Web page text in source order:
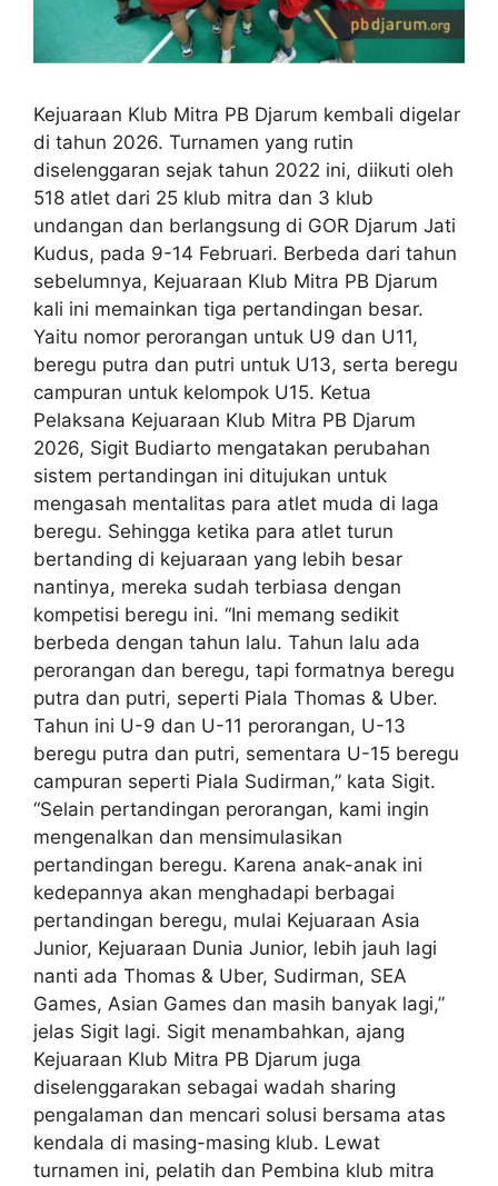
Kejuaraan Klub Mitra PB Djarum kembali digelar
di tahun 2026. Turnamen yang rutin
diselenggaran sejak tahun 2022 ini, diikuti oleh
518 atlet dari 25 klub mitra dan 3 klub
undangan dan berlangsung di GOR Djarum Jati
Kudus, pada 9-14 Februari. Berbeda dari tahun
sebelumnya, Kejuaraan Klub Mitra PB Djarum
kali ini memainkan tiga pertandingan besar.
Yaitu nomor perorangan untuk U9 dan U11,
beregu putra dan putri untuk U13, serta beregu
campuran untuk kelompok U15. Ketua
Pelaksana Kejuaraan Klub Mitra PB Djarum
2026, Sigit Budiarto mengatakan perubahan
sistem pertandingan ini ditujukan untuk
mengasah mentalitas para atlet muda di laga
beregu. Sehingga ketika para atlet turun
bertanding di kejuaraan yang lebih besar
nantinya, mereka sudah terbiasa dengan
kompetisi beregu ini. “Ini memang sedikit
berbeda dengan tahun lalu. Tahun lalu ada
perorangan dan beregu, tapi formatnya beregu
putra dan putri, seperti Piala Thomas & Uber.
Tahun ini U-9 dan U-11 perorangan, U-13
beregu putra dan putri, sementara U-15 beregu
campuran seperti Piala Sudirman,” kata Sigit.
“Selain pertandingan perorangan, kami ingin
mengenalkan dan mensimulasikan
pertandingan beregu. Karena anak-anak ini
kedepannya akan menghadapi berbagai
pertandingan beregu, mulai Kejuaraan Asia
Junior, Kejuaraan Dunia Junior, lebih jauh lagi
nanti ada Thomas & Uber, Sudirman, SEA
Games, Asian Games dan masih banyak lagi,”
jelas Sigit lagi. Sigit menambahkan, ajang
Kejuaraan Klub Mitra PB Djarum juga
diselenggarakan sebagai wadah sharing
pengalaman dan mencari solusi bersama atas
kendala di masing-masing klub. Lewat
turnamen ini, pelatih dan Pembina klub mitra